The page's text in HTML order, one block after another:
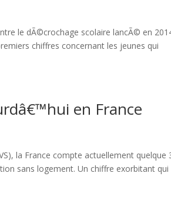
le dÃ©crochage scolaire lancÃ© en
chiffres concernant les jeunes qui
en France
la France compte actuellement quelque
sans logement. Un chiffre exorbitant qui